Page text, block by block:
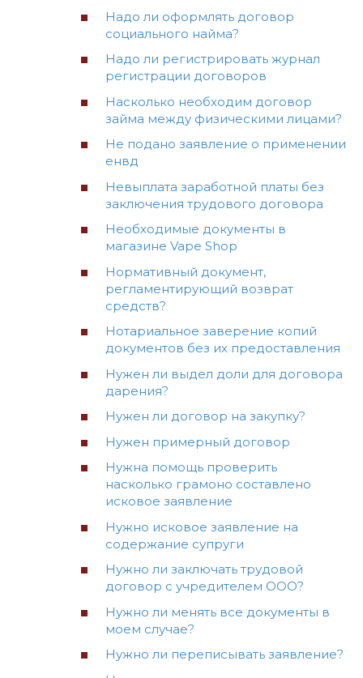
Надо ли оформлять договор
социального найма?
Надо ли регистрировать журнал
регистрации договоров
Насколько необходим договор
займа между физическими лицами?
Не подано заявление о применении
енвд
Невыплата заработной платы без
заключения трудового договора
Необходимые документы в
магазине Vape Shop
Нормативный документ,
регламентирующий возврат
средств?
Нотариальное заверение копий
документов без их предоставления
Нужен ли выдел доли для договора
дарения?
Нужен ли договор на закупку?
Нужен примерный договор
Нужна помощь проверить
насколько грамоно составлено
исковое заявление
Нужно исковое заявление на
содержание супруги
Нужно ли заключать трудовой
договор с учредителем ООО?
Нужно ли менять все документы в
моем случае?
Нужно ли переписывать заявление?